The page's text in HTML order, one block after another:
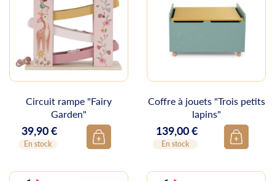
Circuit rampe "Fairy
Garden"
Prix
39,90 €
En stock
Coffre à jouets "Trois petits
lapins"
Prix
139,00 €
En stock